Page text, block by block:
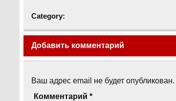
Category:
Добавить комментарий
Ваш адрес email не будет опубликован.
Комментарий*